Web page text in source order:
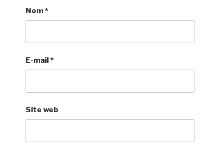
Nom*
E-mail*
Site web